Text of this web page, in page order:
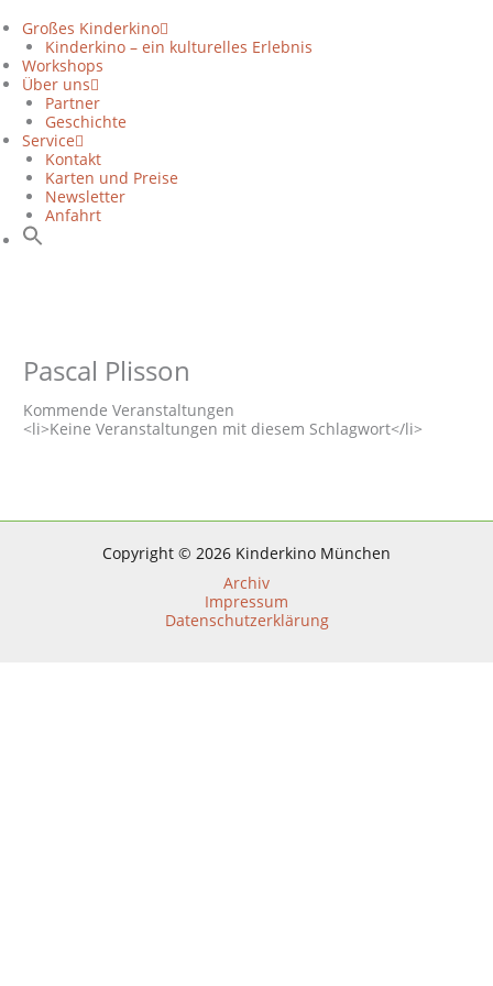
Inhalt
springen
Großes Kinderkino
Kinderkino – ein kulturelles Erlebnis
Workshops
Über uns
Partner
Geschichte
Service
Kontakt
Karten und Preise
Newsletter
Anfahrt
Pascal Plisson
Kommende Veranstaltungen
<li>Keine Veranstaltungen mit diesem Schlagwort</li>
Copyright © 2026 Kinderkino München
Archiv
Impressum
Datenschutzerklärung